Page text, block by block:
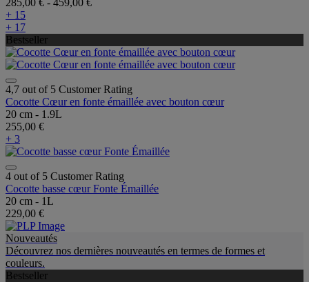
+ 15
+ 17
Bestseller
4,7 out of 5 Customer Rating
Cocotte Cœur en fonte émaillée avec bouton cœur
20 cm - 1.9L
255,00 €
+ 3
4 out of 5 Customer Rating
Cocotte basse cœur Fonte Émaillée
20 cm - 1L
229,00 €
Nouveautés
Découvrez nos dernières nouveautés en termes de formes et
couleurs.
Bestseller